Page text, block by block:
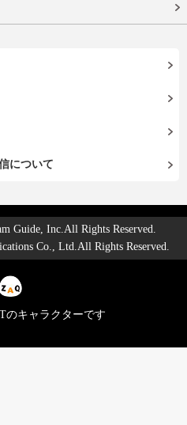
について
Guide, Inc.All Rights Reserved.
Co., Ltd.All Rights Reserved.
のキャラクターです